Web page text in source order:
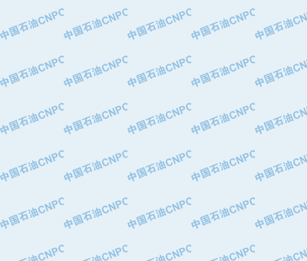
·中国石油化工股份有限公司催化剂长
·北京长空工业有限公司
·北京中旭阳光石油天然气科技有限公
·托肯恒山科技（广州）有限公司
·北京德泰联华科技发展有限公司
·美钻石油钻采系统（上海）有限公司
·陕西爱瑞德控制工程有限公司
·成都皖东仪表电缆成套系统有限公司
·成都中寰机电设备有限公司
·河北保定天威集团特变电气有限公司
·中国石油辽阳石油化纤公司
·托肯恒山科技（广州）有限公司
·大庆油田飞马有限公司